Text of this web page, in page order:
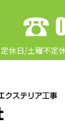
定休日/土曜不